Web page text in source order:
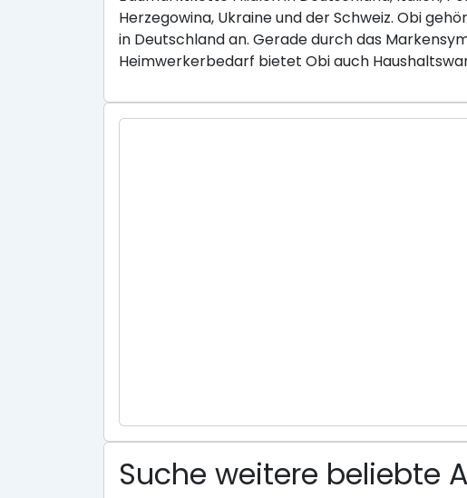
Herzegowina, Ukraine und der Schweiz. Obi
in Deutschland an. Gerade durch das
Heimwerkerbedarf bietet Obi auch
Suche weitere beliebte